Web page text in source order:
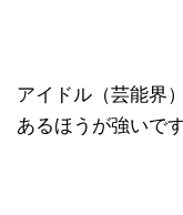
アイドル（芸能界
あるほうが強いで